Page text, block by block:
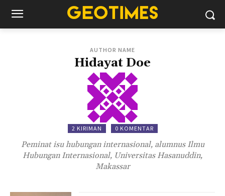
AUTHOR NAME
Hidayat Doe
2 KIRIMAN 0 KOMENTAR
Peminat isu hubungan internasional, alumnus Ilmu
Hubungan Internasional, Universitas Hasanuddin,
Makassar